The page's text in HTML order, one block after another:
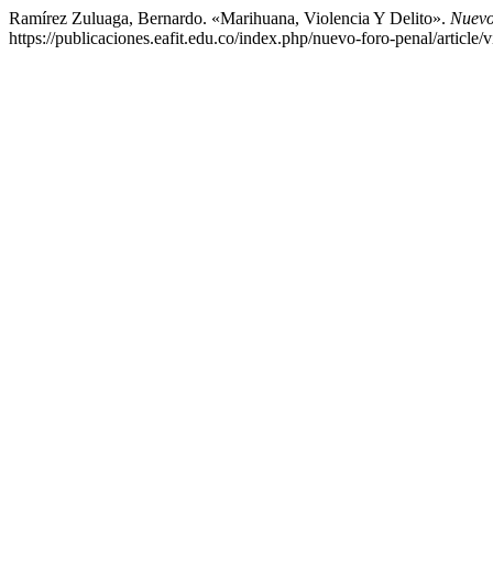
Ramírez Zuluaga, Bernardo. «Marihuana, Violencia Y Delito».
https://publicaciones.eafit.edu.co/index.php/nuevo-foro-penal/article/